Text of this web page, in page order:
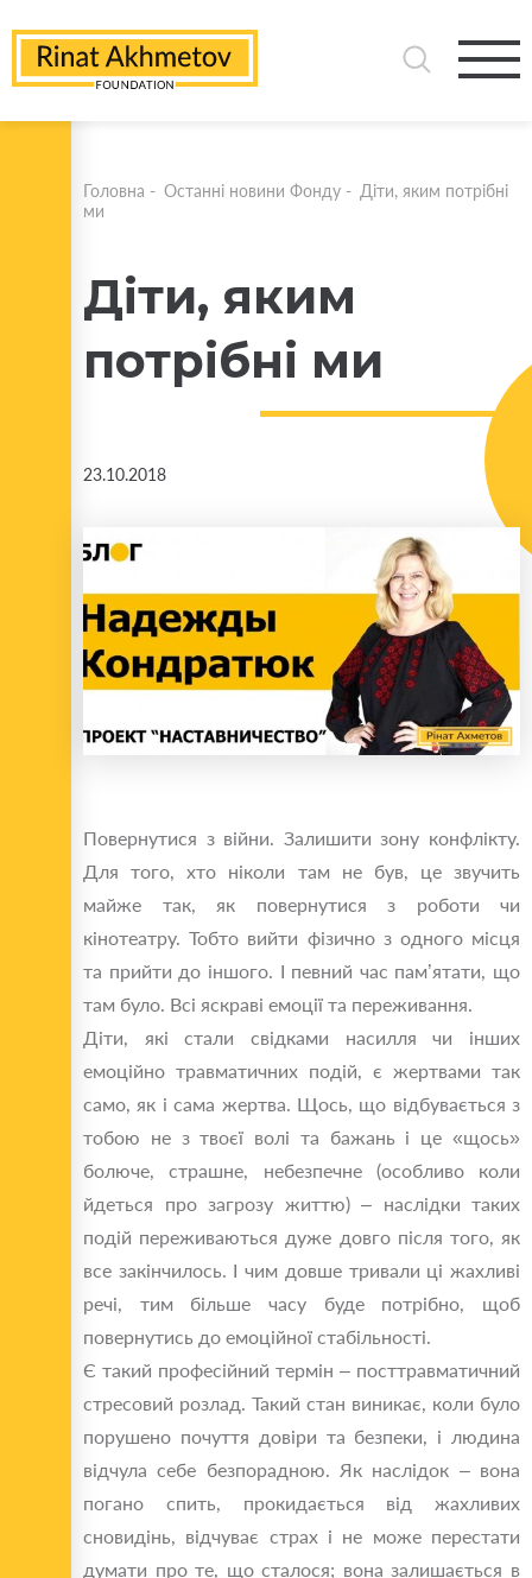
Головна - Останні новини Фонду - Діти, яким потрібні
ми
Діти, яким
потрібні ми
23.10.2018
Повернутися з війни. Залишити зону конфлікту.
Для того, хто ніколи там не був, це звучить
майже так, як повернутися з роботи чи
кінотеатру. Тобто вийти фізично з одного місця
та прийти до іншого. І певний час пам’ятати, що
там було. Всі яскраві емоції та переживання.
Діти, які стали свідками насилля чи інших
емоційно травматичних подій, є жертвами так
само, як і сама жертва. Щось, що відбувається з
тобою не з твоєї волі та бажань і це «щось»
болюче, страшне, небезпечне (особливо коли
йдеться про загрозу життю) – наслідки таких
подій переживаються дуже довго після того, як
все закінчилось. І чим довше тривали ці жахливі
речі, тим більше часу буде потрібно, щоб
повернутись до емоційної стабільності.
Є такий професійний термін – посттравматичний
стресовий розлад. Такий стан виникає, коли було
порушено почуття довіри та безпеки, і людина
відчула себе безпорадною. Як наслідок – вона
погано спить, прокидається від жахливих
сновидінь, відчуває страх і не може перестати
думати про те, що сталося; вона залишається в